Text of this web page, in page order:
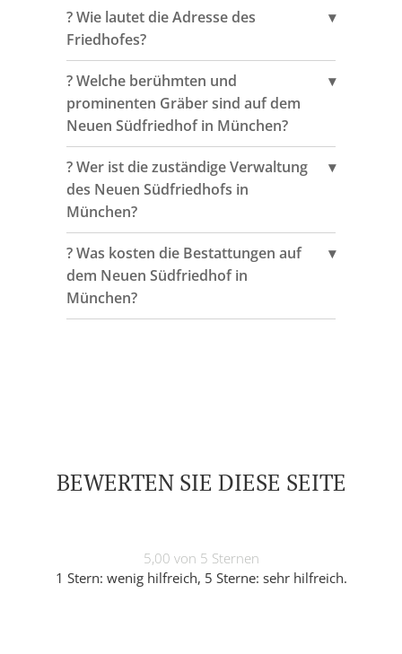
?️ Wie lautet die Adresse des
Friedhofes?
?️ Welche berühmten und
prominenten Gräber sind auf dem
Neuen Südfriedhof in München?
?️ Wer ist die zuständige Verwaltung
des Neuen Südfriedhofs in
München?
?️ Was kosten die Bestattungen auf
dem Neuen Südfriedhof in
München?
BEWERTEN SIE DIESE SEITE
5,00 von 5 Sternen
1 Stern: wenig hilfreich, 5 Sterne: sehr hilfreich.